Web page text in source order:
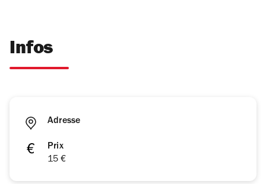
Infos
Adresse
Prix
15 €